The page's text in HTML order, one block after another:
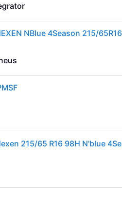
NBlue 4Season 215/
215/65 R16 98H N'blue